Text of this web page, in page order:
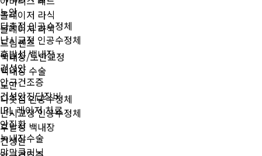
노안
다촛점 인공수정체
난시교정 인공수정체
후발성 백내장
건성안
안구건조증
건성안진단장비
IPL 레이저 치료
안질환
녹내장수술
망막클리닉
올레이저 라식
올레이저 라섹
드림렌즈
백내장/노안교정
백내장 수술
노안
다촛점 인공수정체
난시교정 인공수정체
후발성 백내장
건성안